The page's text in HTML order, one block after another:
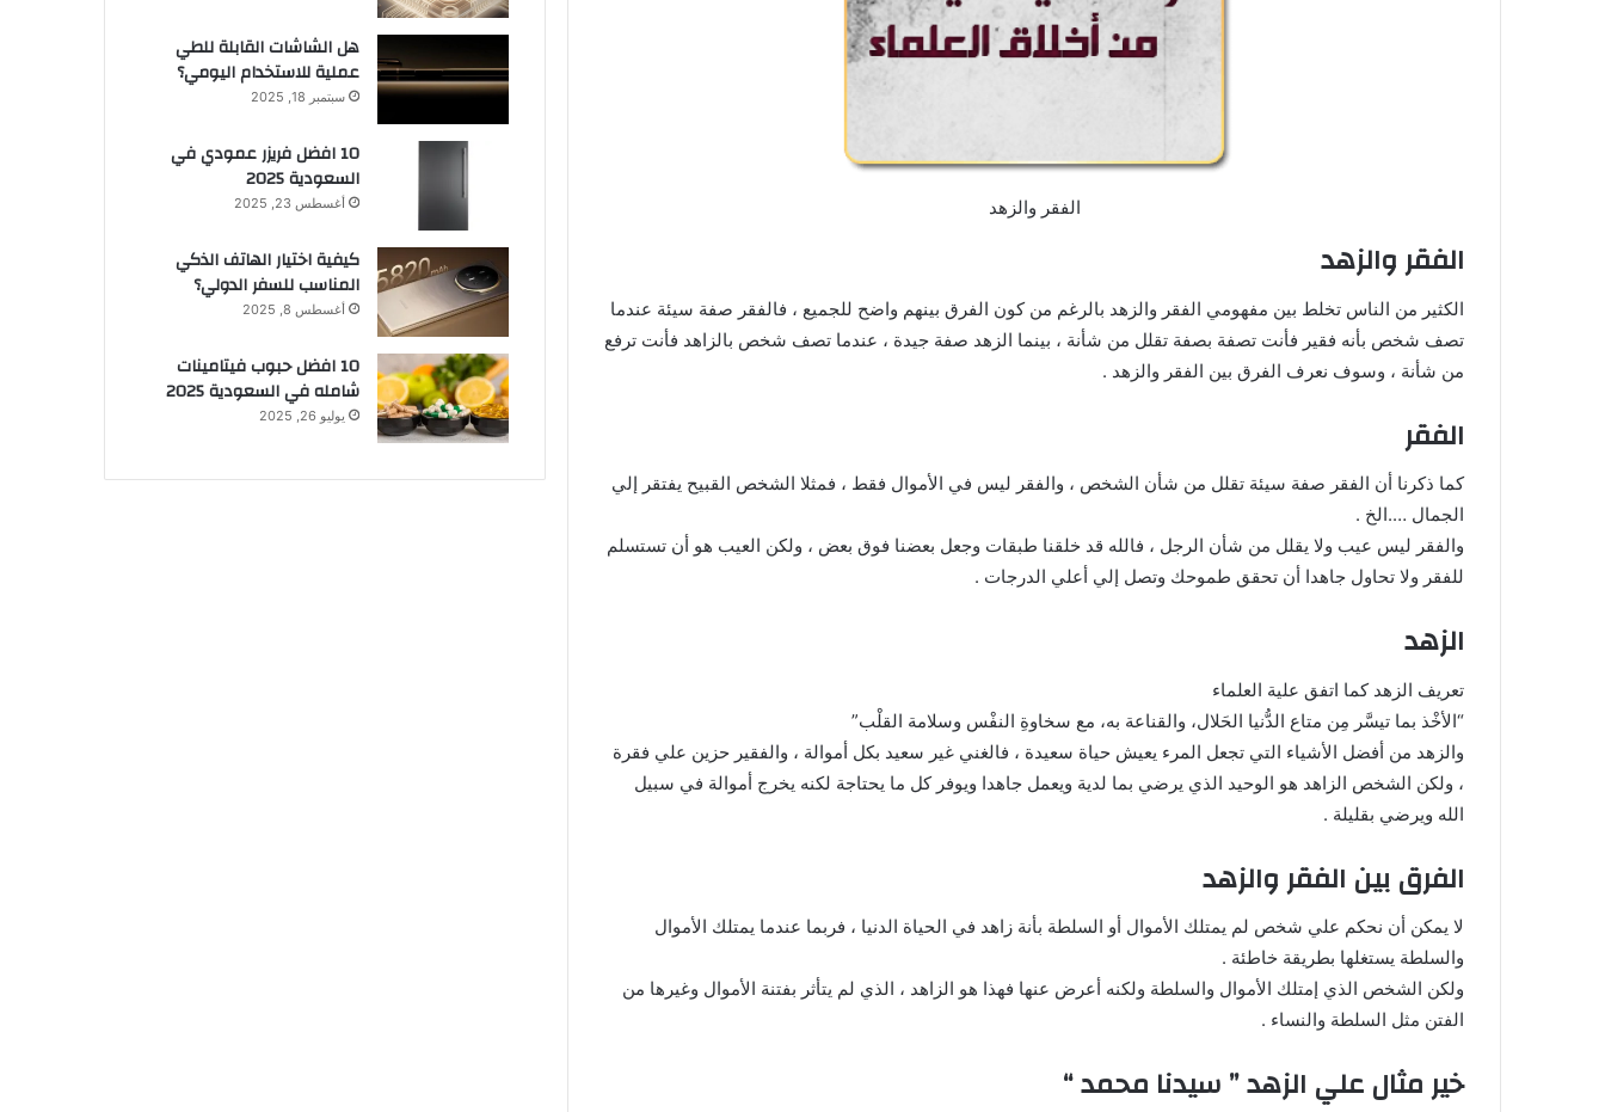
الفقر والزهد
الفقر والزهد
الكثير من الناس تخلط بين مفهومي الفقر والزهد بالرغم من كون الفرق بينهم واضح للجميع ، فالفقر صفة سيئة عندما
تصف شخص بأنه فقير فأنت تصفة بصفة تقلل من شأنة ، بينما الزهد صفة جيدة ، عندما تصف شخص بالزاهد فأنت ترفع
من شأنة ، وسوف نعرف الفرق بين الفقر والزهد .
الفقر
كما ذكرنا أن الفقر صفة سيئة تقلل من شأن الشخص ، والفقر ليس في الأموال فقط ، فمثلا الشخص القبيح يفتقر إلي
الجمال ….الخ .
والفقر ليس عيب ولا يقلل من شأن الرجل ، فالله قد خلقنا طبقات وجعل بعضنا فوق بعض ، ولكن العيب هو أن تستسلم
للفقر ولا تحاول جاهدا أن تحقق طموحك وتصل إلي أعلي الدرجات .
الزهد
تعريف الزهد كما اتفق علية العلماء
“الأخْذ بما تيسَّر مِن متاع الدُّنيا الحَلال، والقناعة به، مع سخاوةِ النفْس وسلامة القلْب”
والزهد من أفضل الأشياء التي تجعل المرء يعيش حياة سعيدة ، فالغني غير سعيد بكل أموالة ، والفقير حزين علي فقرة
، ولكن الشخص الزاهد هو الوحيد الذي يرضي بما لدية ويعمل جاهدا ويوفر كل ما يحتاجة لكنه يخرج أموالة في سبيل
الله ويرضي بقليلة .
الفرق بين الفقر والزهد
لا يمكن أن نحكم علي شخص لم يمتلك الأموال أو السلطة بأنة زاهد في الحياة الدنيا ، فربما عندما يمتلك الأموال
والسلطة يستغلها بطريقة خاطئة .
ولكن الشخص الذي إمتلك الأموال والسلطة ولكنه أعرض عنها فهذا هو الزاهد ، الذي لم يتأثر بفتنة الأموال وغيرها من
الفتن مثل السلطة والنساء .
خير مثال علي الزهد ” سيدنا محمد “
هل الشاشات القابلة للطي
عملية للاستخدام اليومي؟
سبتمبر 18, 2025
10 افضل فريزر عمودي​ في
السعودية​ 2025
أغسطس 23, 2025
كيفية اختيار الهاتف الذكي
المناسب للسفر الدولي؟
أغسطس 8, 2025
10 افضل حبوب فيتامينات
شامله​ في السعودية 2025
يوليو 26, 2025